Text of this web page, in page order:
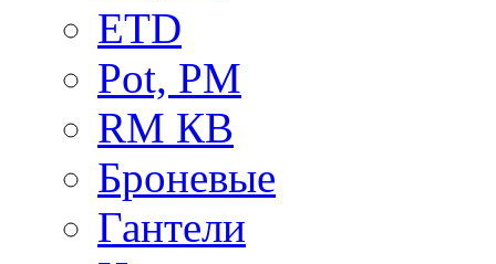
ETD
Pot, PM
RM КВ
Броневые
Гантели